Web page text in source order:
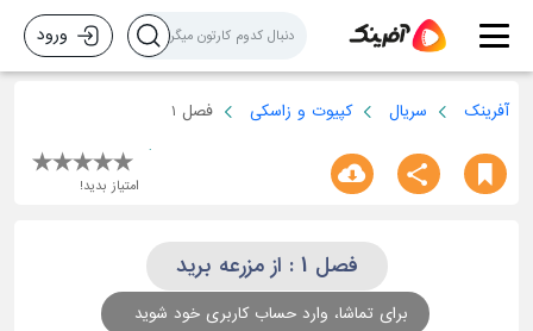
ورود
آفرینک سریال کپیوت و زاسکی فصل 1
امتیاز بدید!
فصل 1 : از مزرعه برید
برای تماشا، وارد حساب کاربری خود شوید